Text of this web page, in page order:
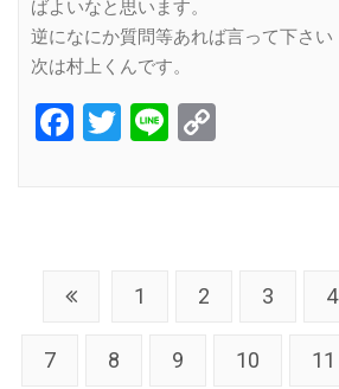
ばよいなと思います。
逆になにか質問等あれば言って下さい
次は村上くんです。
Facebook
Twitter
Line
1 2 3 4
7 8 9 10 11